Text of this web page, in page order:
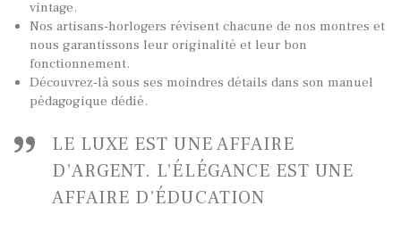
PANIER
vintage.
Nos artisans-horlogers révisent chacune de nos montres et
nous garantissons leur originalité et leur bon
fonctionnement.
Découvrez-là sous ses moindres détails dans son manuel
pédagogique dédié.
LE LUXE EST UNE AFFAIRE
D’ARGENT. L’ÉLÉGANCE EST UNE
AFFAIRE D’ÉDUCATION